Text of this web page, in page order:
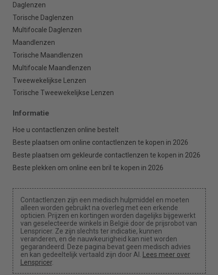
Daglenzen
Torische Daglenzen
Multifocale Daglenzen
Maandlenzen
Torische Maandlenzen
Multifocale Maandlenzen
Tweewekelijkse Lenzen
Torische Tweewekelijkse Lenzen
Informatie
Hoe u contactlenzen online bestelt
Beste plaatsen om online contactlenzen te kopen in 2026
Beste plaatsen om gekleurde contactlenzen te kopen in 2026
Beste plekken om online een bril te kopen in 2026
Contactlenzen zijn een medisch hulpmiddel en moeten
alleen worden gebruikt na overleg met een erkende
opticien. Prijzen en kortingen worden dagelijks bijgewerkt
van geselecteerde winkels in België door de prijsrobot van
Lenspricer. Ze zijn slechts ter indicatie, kunnen
veranderen, en de nauwkeurigheid kan niet worden
gegarandeerd. Deze pagina bevat geen medisch advies
en kan gedeeltelijk vertaald zijn door AI. Lees meer over
Lenspricer.